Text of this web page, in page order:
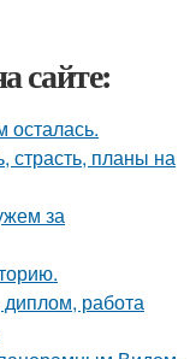
сайте:
страсть, планы на
за
диплом, работа